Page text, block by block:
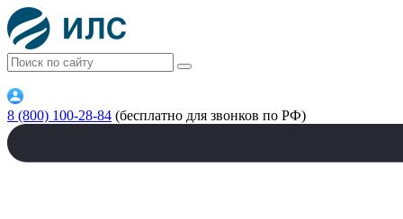
8 (800) 100-28-84 (бесплатно для звонков по РФ)